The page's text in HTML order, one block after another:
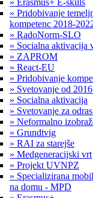
» Pridobivanje
kompetenc 2018-
» RadoNorm-SLO
» Socialna aktivacija
» ZAPROM
» React-EU
» Pridobivanje
» Svetovanje od
» Socialna aktivacija
» Svetovanje za
» Neformalno
» Grundtvig
» RAI za starejše
» Medgeneracijski vrt
» Projekt UVNPZ
» Specializirana
na domu - MPD